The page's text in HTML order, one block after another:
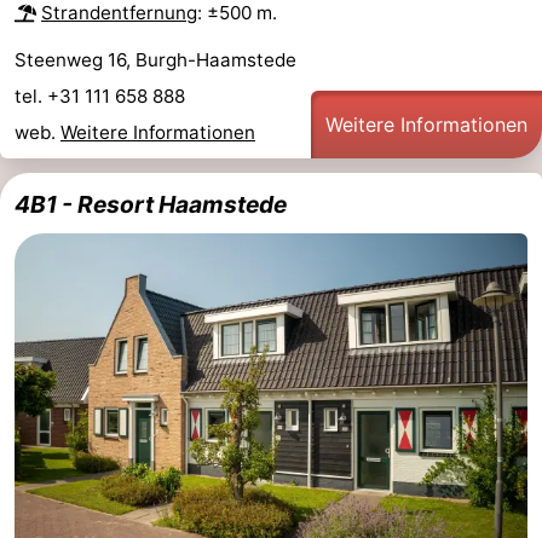
Strandentfernung: ±500 m.
Steenweg 16, Burgh-Haamstede
tel. +31 111 658 888
web. Weitere Informationen Weitere Informationen
4B1 - Resort Haamstede